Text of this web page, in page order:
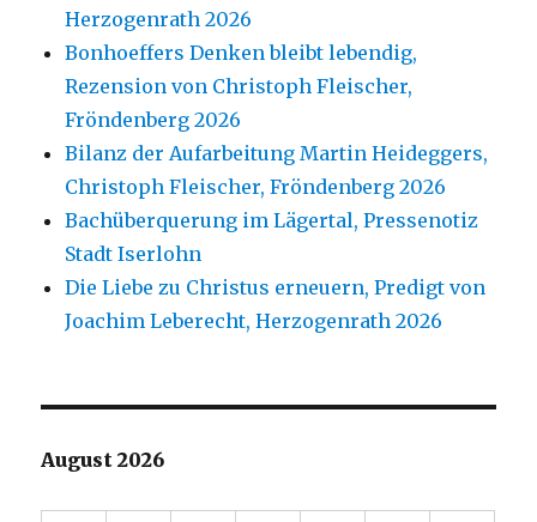
Herzogenrath 2026
Bonhoeffers Denken bleibt lebendig,
Rezension von Christoph Fleischer,
Fröndenberg 2026
Bilanz der Aufarbeitung Martin Heideggers,
Christoph Fleischer, Fröndenberg 2026
Bachüberquerung im Lägertal, Pressenotiz
Stadt Iserlohn
Die Liebe zu Christus erneuern, Predigt von
Joachim Leberecht, Herzogenrath 2026
August 2026